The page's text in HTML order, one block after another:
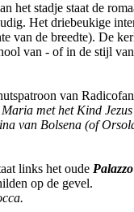
het stadje staat de
Het driebeukige
van de breedte). De
van - of in de stijl
van
Maria met het Kind
van Bolsena (of
links het oude
op de gevel.